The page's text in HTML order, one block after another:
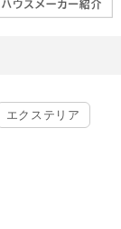
エクステリア